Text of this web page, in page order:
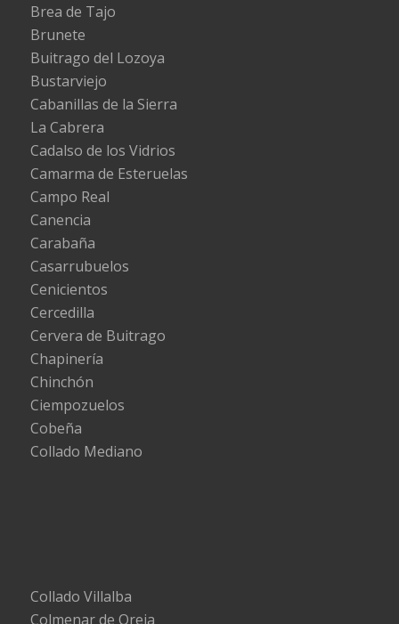
Brea de Tajo
Brunete
Buitrago del Lozoya
Bustarviejo
Cabanillas de la Sierra
La Cabrera
Cadalso de los Vidrios
Camarma de Esteruelas
Campo Real
Canencia
Carabaña
Casarrubuelos
Cenicientos
Cercedilla
Cervera de Buitrago
Chapinería
Chinchón
Ciempozuelos
Cobeña
Collado Mediano
Collado Villalba
Colmenar de Oreja